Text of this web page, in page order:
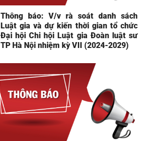
Thông báo: V/v rà soát danh sách
Luật gia và dự kiến thời gian tổ chức
Đại hội Chi hội Luật gia Đoàn luật sư
TP Hà Nội nhiệm kỳ VII (2024-2029)